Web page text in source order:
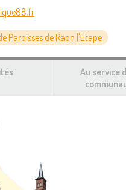
Paroisses de Raon l'Etape
Au service